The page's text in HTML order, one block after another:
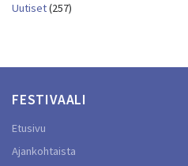
Uutiset(257)
FESTIVAALI
Etusivu
Ajankohtaista